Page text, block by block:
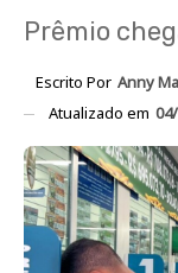
Prêmio
Escrito Por Anny
Atualizado em